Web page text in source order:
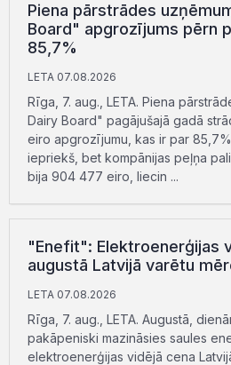
Piena pārstrādes
Board" apgrozījums pērn
85,7%
LETA 07.08.2026
Rīga, 7. aug., LETA. Piena
Dairy Board" pagājušajā gadā
eiro apgrozījumu, kas ir par
iepriekš, bet kompānijas peļņa
bija 904 477 eiro, liecin ...
"Enefit": Elektroenerģijas
augustā Latvijā varētu
LETA 07.08.2026
Rīga, 7. aug., LETA. Augustā,
pakāpeniski mazināsies saules
elektroenerģijas vidējā cena